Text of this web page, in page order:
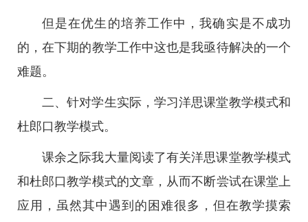
但是在优生的培养工作中，我确实是不成功
的，在下期的教学工作中这也是我亟待解决的一个
难题。
二、针对学生实际，学习洋思课堂教学模式和
杜郎口教学模式。
课余之际我大量阅读了有关洋思课堂教学模式
和杜郎口教学模式的文章，从而不断尝试在课堂上
应用，虽然其中遇到的困难很多，但在教学摸索